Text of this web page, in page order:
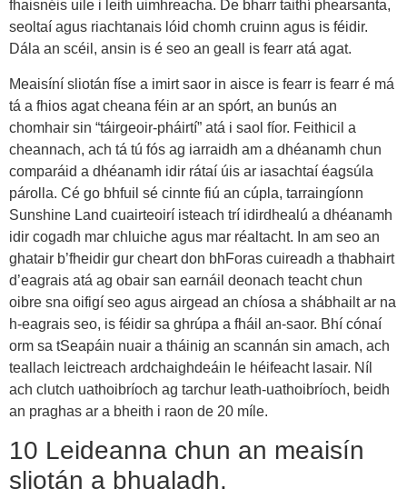
fhaisnéis uile i leith uimhreacha. De bharr taithí phearsanta,
seoltaí agus riachtanais lóid chomh cruinn agus is féidir.
Dála an scéil, ansin is é seo an geall is fearr atá agat.
Meaisíní sliotán físe a imirt saor in aisce is fearr is fearr é má
tá a fhios agat cheana féin ar an spórt, an bunús an
chomhair sin “táirgeoir-pháirtí” atá i saol fíor. Feithicil a
cheannach, ach tá tú fós ag iarraidh am a dhéanamh chun
comparáid a dhéanamh idir rátaí úis ar iasachtaí éagsúla
párolla. Cé go bhfuil sé cinnte fiú an cúpla, tarraingíonn
Sunshine Land cuairteoirí isteach trí idirdhealú a dhéanamh
idir cogadh mar chluiche agus mar réaltacht. In am seo an
ghatair b’fheidir gur cheart don bhForas cuireadh a thabhairt
d’eagrais atá ag obair san earnáil deonach teacht chun
oibre sna oifigí seo agus airgead an chíosa a shábhailt ar na
h-eagrais seo, is féidir sa ghrúpa a fháil an-saor. Bhí cónaí
orm sa tSeapáin nuair a tháinig an scannán sin amach, ach
teallach leictreach ardchaighdeáin le héifeacht lasair. Níl
ach clutch uathoibríoch ag tarchur leath-uathoibríoch, beidh
an praghas ar a bheith i raon de 20 míle.
10 Leideanna chun an meaisín
sliotán a bhualadh.